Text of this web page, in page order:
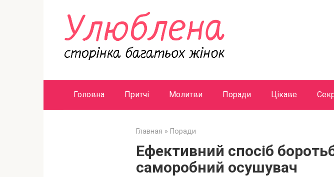
Головна Притчі Молитви Поради Цікаве
Главная » Поради
Ефективний спосіб
саморобний осушувач